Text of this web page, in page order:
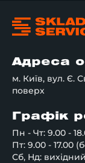
Адреса
м. Київ, вул. Є.
поверх
Графік
Пн - Чт: 9.00 -
Пт: 9.00 - 17.00
Сб, Нд: вихідний